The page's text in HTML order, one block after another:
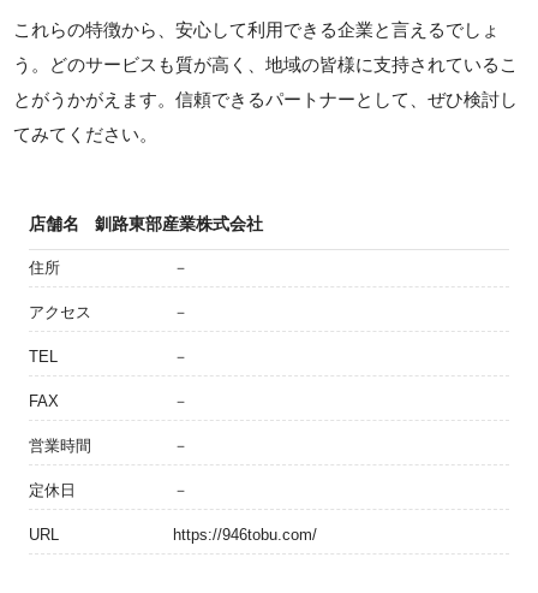
これらの特徴から、安心して利用できる企業と言えるでしょ
う。どのサービスも質が高く、地域の皆様に支持されているこ
とがうかがえます。信頼できるパートナーとして、ぜひ検討し
てみてください。
店舗名 釧路東部産業株式会社
住所 －
アクセス －
TEL －
FAX －
営業時間 －
定休日 －
URL https://946tobu.com/